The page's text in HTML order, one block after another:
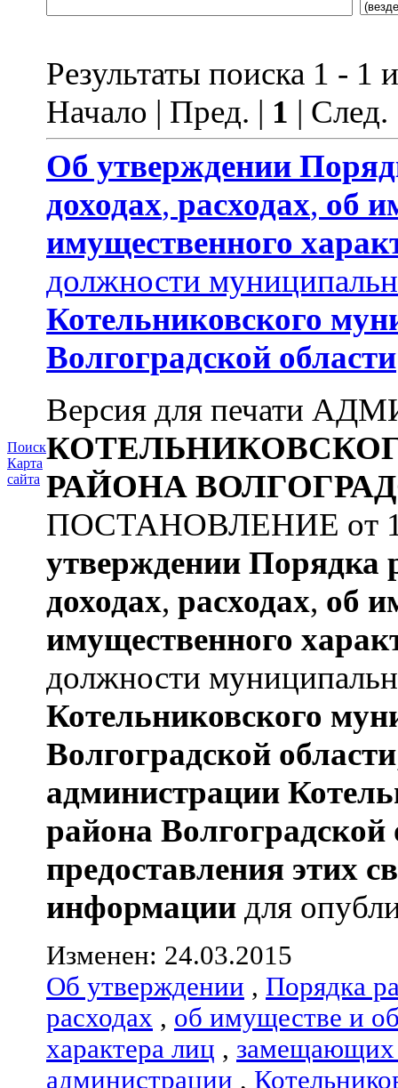
Поиск
Карта
сайта
Результаты поиска 1 - 1
Начало | Пред. | 1 |
Об утверждении
доходах, расходах, об
имущественного
должности
Котельниковского
Волгоградской области
Версия для печати
РАЙОНА
ПОСТАНОВЛЕНИЕ от
утверждении Порядка
доходах, расходах, об
имущественного
должности
Котельниковского
Волгоградской области
администрации
района Волгоградской
предоставления этих
информации для
Изменен: 24.03.2015
Об утверждении , Порядка
расходах , об имуществе и
характера лиц , замещающих
администрации ,